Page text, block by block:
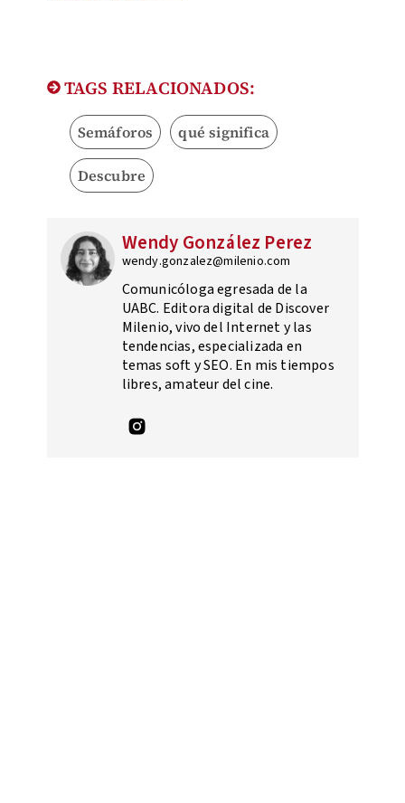
TAGS RELACIONADOS:
Semáforos qué significa
Descubre
Wendy González Perez
wendy.gonzalez@milenio.com
Comunicóloga egresada de la
UABC. Editora digital de Discover
Milenio, vivo del Internet y las
tendencias, especializada en
temas soft y SEO. En mis tiempos
libres, amateur del cine.